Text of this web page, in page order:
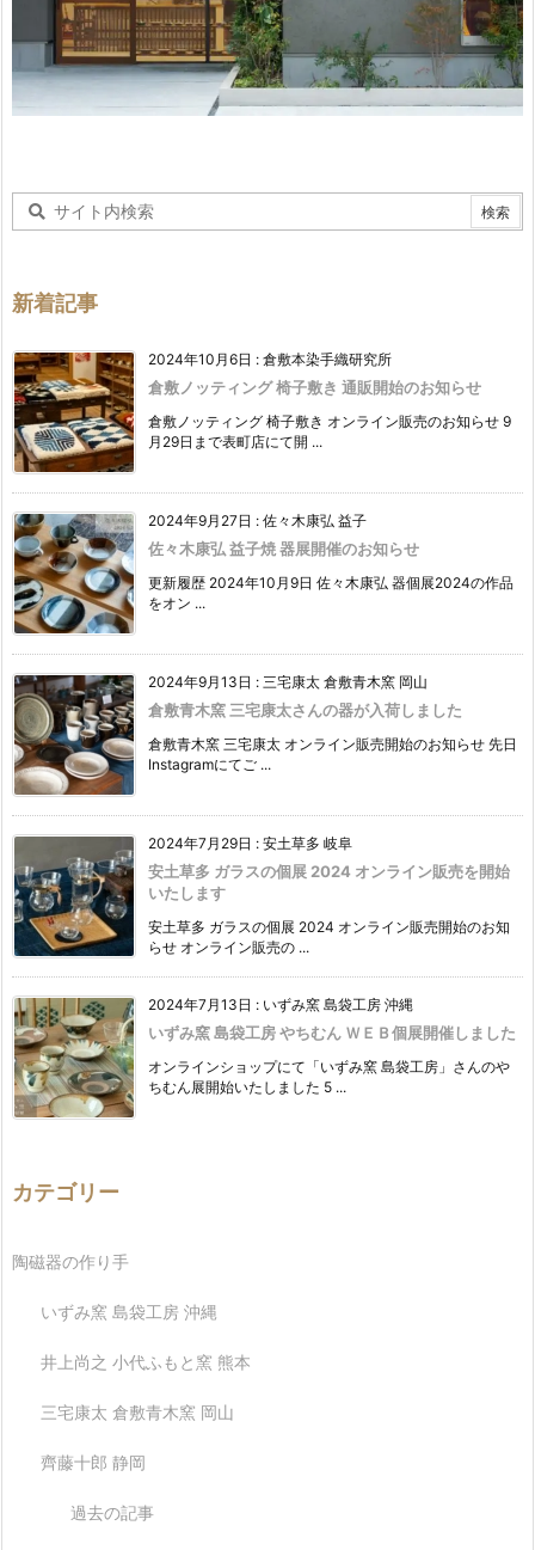
新着記事
2024年10月6日 : 倉敷本染手織研究所
倉敷ノッティング 椅子敷き 通販開始のお知らせ
倉敷ノッティング 椅子敷き オンライン販売のお知らせ 9
月29日まで表町店にて開 ...
2024年9月27日 : 佐々木康弘 益子
佐々木康弘 益子焼 器展開催のお知らせ
更新履歴 2024年10月9日 佐々木康弘 器個展2024の作品
をオン ...
2024年9月13日 : 三宅康太 倉敷青木窯 岡山
倉敷青木窯 三宅康太さんの器が入荷しました
倉敷青木窯 三宅康太 オンライン販売開始のお知らせ 先日
Instagramにてご ...
2024年7月29日 : 安土草多 岐阜
安土草多 ガラスの個展 2024 オンライン販売を開始
いたします
安土草多 ガラスの個展 2024 オンライン販売開始のお知
らせ オンライン販売の ...
2024年7月13日 : いずみ窯 島袋工房 沖縄
いずみ窯 島袋工房 やちむん ＷＥＢ個展開催しました
オンラインショップにて「いずみ窯 島袋工房」さんのや
ちむん展開始いたしました 5 ...
カテゴリー
陶磁器の作り手
いずみ窯 島袋工房 沖縄
井上尚之 小代ふもと窯 熊本
三宅康太 倉敷青木窯 岡山
齊藤十郎 静岡
過去の記事